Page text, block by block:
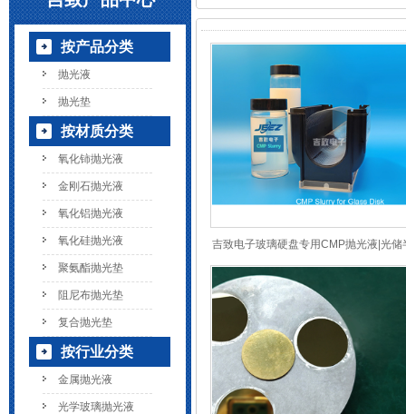
按产品分类
抛光液
抛光垫
按材质分类
氧化铈抛光液
金刚石抛光液
氧化铝抛光液
氧化硅抛光液
聚氨酯抛光垫
阻尼布抛光垫
复合抛光垫
按行业分类
金属抛光液
光学玻璃抛光液
吉致电子玻璃硬盘专用CMP抛光液|光储